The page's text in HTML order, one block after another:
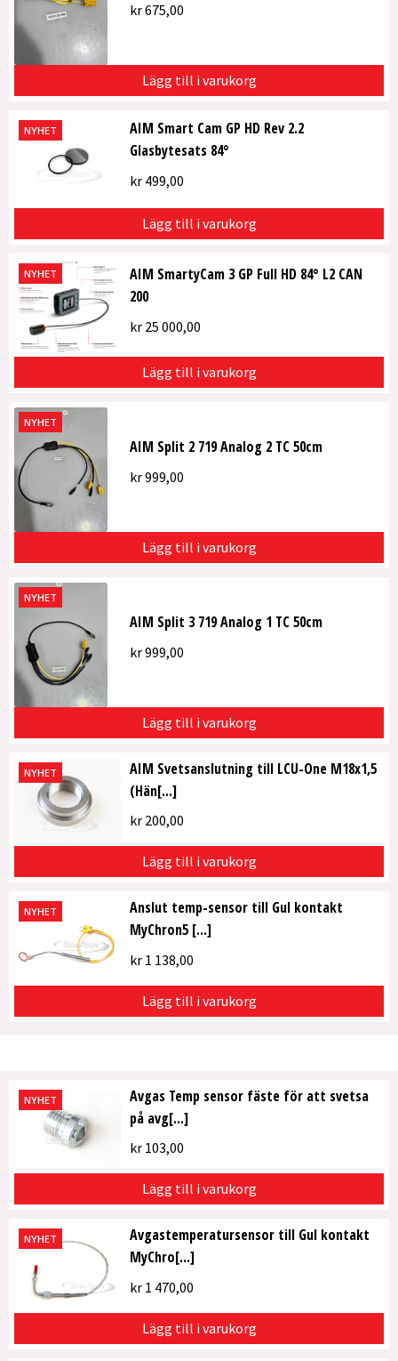
kr675,00
Lägg till i varukorg
NYHET
AIM Smart Cam GP HD Rev 2.2
Glasbytesats 84°
kr499,00
Lägg till i varukorg
NYHET
AIM SmartyCam 3 GP Full HD 84° L2 CAN
200
kr25 000,00
Lägg till i varukorg
NYHET
AIM Split 2 719 Analog 2 TC 50cm
kr999,00
Lägg till i varukorg
NYHET
AIM Split 3 719 Analog 1 TC 50cm
kr999,00
Lägg till i varukorg
NYHET
AIM Svetsanslutning till LCU-One M18x1,5
(Hän[...]
kr200,00
Lägg till i varukorg
NYHET
Anslut temp-sensor till Gul kontakt
MyChron5 [...]
kr1 138,00
Lägg till i varukorg
NYHET
Avgas Temp sensor fäste för att svetsa
på avg[...]
kr103,00
Lägg till i varukorg
NYHET
Avgastemperatursensor till Gul kontakt
MyChro[...]
kr1 470,00
Lägg till i varukorg